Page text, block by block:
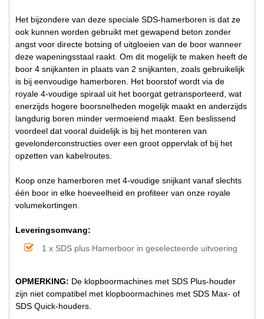
Het bijzondere van deze speciale SDS-hamerboren is dat ze
ook kunnen worden gebruikt met gewapend beton zonder
angst voor directe botsing of uitgloeien van de boor wanneer
deze wapeningsstaal raakt. Om dit mogelijk te maken heeft de
boor 4 snijkanten in plaats van 2 snijkanten, zoals gebruikelijk
is bij eenvoudige hamerboren. Het boorstof wordt via de
royale 4-voudige spiraal uit het boorgat getransporteerd, wat
enerzijds hogere boorsnelheden mogelijk maakt en anderzijds
langdurig boren minder vermoeiend maakt. Een beslissend
voordeel dat vooral duidelijk is bij het monteren van
gevelonderconstructies over een groot oppervlak of bij het
opzetten van kabelroutes.
Koop onze hamerboren met 4-voudige snijkant vanaf slechts
één boor in elke hoeveelheid en profiteer van onze royale
volumekortingen.
Leveringsomvang:
1 x SDS plus Hamerboor in geselecteerde uitvoering
OPMERKING: De klopboormachines met SDS Plus-houder
zijn niet compatibel met klopboormachines met SDS Max- of
SDS Quick-houders.